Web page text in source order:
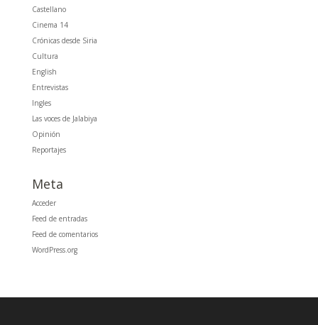
Castellano
Cinema 14
Crónicas desde Siria
Cultura
English
Entrevistas
Ingles
Las voces de Jalabiya
Opinión
Reportajes
Meta
Acceder
Feed de entradas
Feed de comentarios
WordPress.org